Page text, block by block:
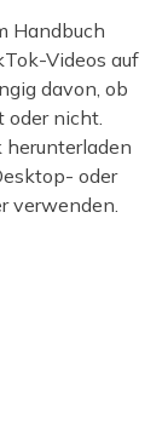
Handbuch
Videos auf
davon, ob
oder nicht.
herunterladen
oder
verwenden.